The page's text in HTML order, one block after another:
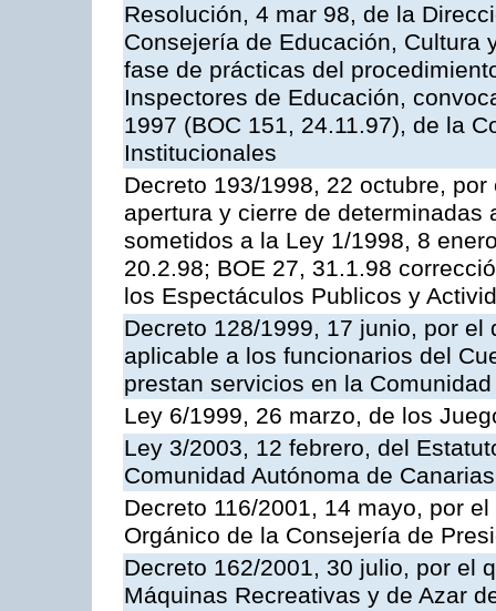
Resolución, 4 mar 98, de la
Consejería de Educación, Cultura
fase de prácticas del
Inspectores de Educación,
1997 (BOC 151, 24.11.97), de la
Institucionales
Decreto 193/1998, 22 octubre,
apertura y cierre de
sometidos a la Ley 1/1998, 8
20.2.98; BOE 27, 31.1.98
los Espectáculos Publicos y
Decreto 128/1999, 17 junio, por
aplicable a los funcionarios del
prestan servicios en la
Ley 6/1999, 26 marzo, de los
Ley 3/2003, 12 febrero, del
Comunidad Autónoma de Canarias
Decreto 116/2001, 14 mayo, por
Orgánico de la Consejería de
Decreto 162/2001, 30 julio, por el
Máquinas Recreativas y de Azar